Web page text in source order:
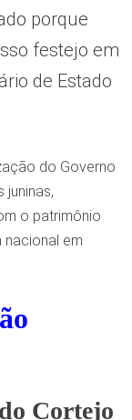
porque
festejo em
de Estado
do Governo
o patrimônio
nacional em
Cortejo